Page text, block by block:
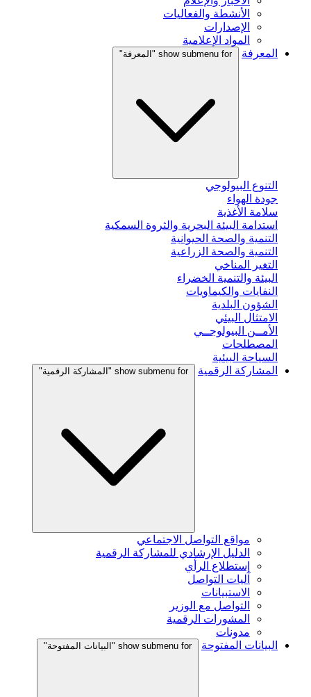
الأنشطة والفعاليات
الإصدارات
المواد الإعلامية
المعرفة
show submenu for "المعرفة"
التنوع البيولوجي
جودة الهواء
سلامة الأغذية
استدامة البيئة البحرية والثروة السمكية
التنمية والصحة الحيوانية
التنمية والصحة الزراعية
التغير المناخي
البيئة والتنمية الخضراء
النفايات والكيماويات
الشؤون البلدية
الامتثال البيئي
الأمــن البيولوجــي
المصطلحات
السياحة البيئية
المشاركة الرقمية
show submenu for "المشاركة الرقمية"
مواقع التواصل الاجتماعي
الدليل الإرشادي للمشاركة الرقمية
إستطلاع الرأي
آليات التواصل
الاستبيانات
التواصل مع الوزير
المشورات الرقمية
مدونات
البيانات المفتوحة
show submenu for "البيانات المفتوحة"